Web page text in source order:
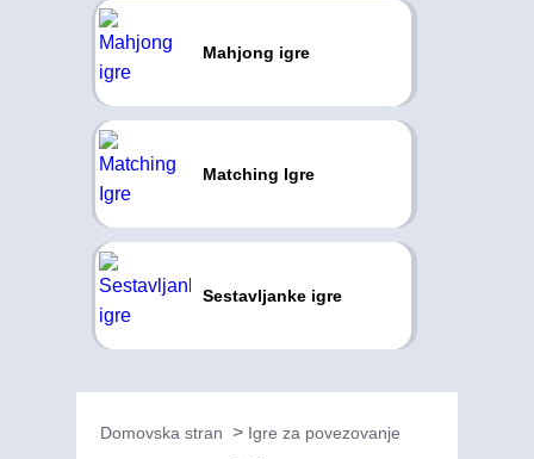
Mahjong igre
Matching Igre
Sestavljanke igre
Domovska stran Igre za povezovanje